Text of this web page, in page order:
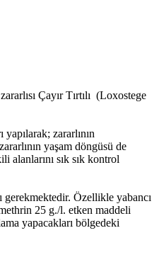
Çayır Tırtılı (Loxostege
zararlının
yaşam döngüsü de
alanlarını sık sık kontrol
Özellikle yabancı
25 g./l. etken maddeli
yapacakları bölgedeki